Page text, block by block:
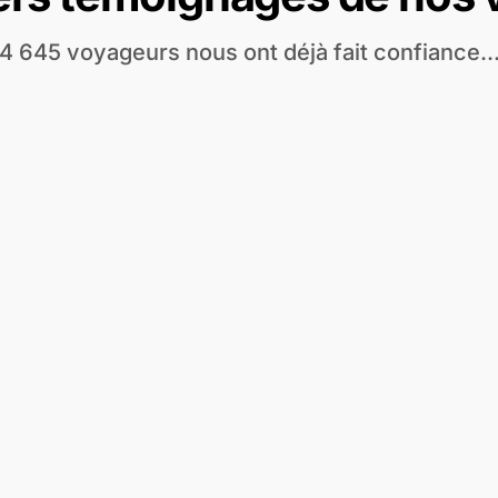
645 voyageurs nous ont déjà fait